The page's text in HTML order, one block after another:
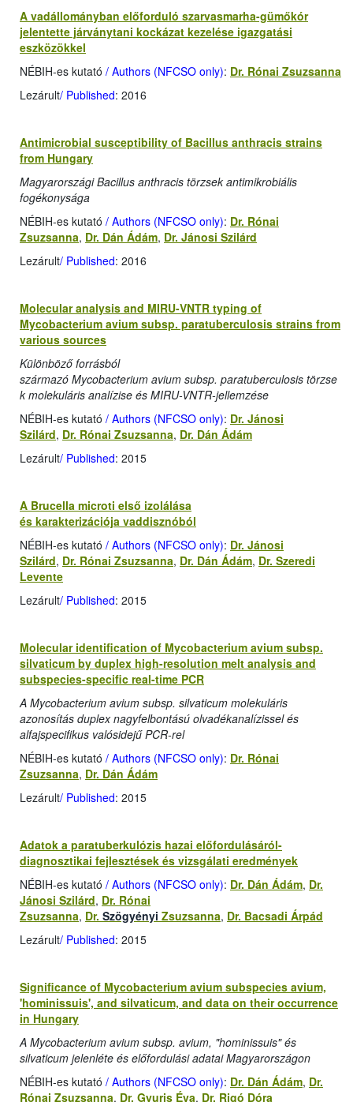
A vadállományban előforduló szarvasmarha-gümőkór
jelentette járványtani kockázat kezelése igazgatási
eszközökkel
NÉBIH-es kutató / Authors (NFCSO only): Dr. Rónai Zsuzsanna
Lezárult/ Published: 2016
Antimicrobial susceptibility of Bacillus anthracis strains
from Hungary
Magyarországi Bacillus anthracis törzsek antimikrobiális
fogékonysága
NÉBIH-es kutató / Authors (NFCSO only): Dr. Rónai
Zsuzsanna, Dr. Dán Ádám, Dr. Jánosi Szilárd
Lezárult/ Published: 2016
Molecular analysis and MIRU-VNTR typing of
Mycobacterium avium subsp. paratuberculosis strains from
various sources
Különböző forrásból
származó Mycobacterium avium subsp. paratuberculosis törzse
k molekuláris analízise és MIRU-VNTR-jellemzése
NÉBIH-es kutató / Authors (NFCSO only): Dr. Jánosi
Szilárd, Dr. Rónai Zsuzsanna, Dr. Dán Ádám
Lezárult/ Published: 2015
A Brucella microti első izolálása
és karakterizációja vaddisznóból
NÉBIH-es kutató / Authors (NFCSO only): Dr. Jánosi
Szilárd, Dr. Rónai Zsuzsanna, Dr. Dán Ádám, Dr. Szeredi
Levente
Lezárult/ Published: 2015
Molecular identification of Mycobacterium avium subsp.
silvaticum by duplex high-resolution melt analysis and
subspecies-specific real-time PCR
A Mycobacterium avium subsp. silvaticum molekuláris
azonosítás duplex nagyfelbontású olvadékanalízissel és
alfajspecifikus valósidejű PCR-rel
NÉBIH-es kutató / Authors (NFCSO only): Dr. Rónai
Zsuzsanna, Dr. Dán Ádám
Lezárult/ Published: 2015
Adatok a paratuberkulózis hazai előfordulásáról-
diagnosztikai fejlesztések és vizsgálati eredmények
NÉBIH-es kutató / Authors (NFCSO only): Dr. Dán Ádám, Dr.
Jánosi Szilárd, Dr. Rónai
Zsuzsanna, Dr. Szögyényi Zsuzsanna, Dr. Bacsadi Árpád
Lezárult/ Published: 2015
Significance of Mycobacterium avium subspecies avium,
'hominissuis', and silvaticum, and data on their occurrence
in Hungary
A Mycobacterium avium subsp. avium, "hominissuis" és
silvaticum jelenléte és előfordulási adatai Magyarországon
NÉBIH-es kutató / Authors (NFCSO only): Dr. Dán Ádám, Dr.
Rónai Zsuzsanna, Dr. Gyuris Éva, Dr. Rigó Dóra